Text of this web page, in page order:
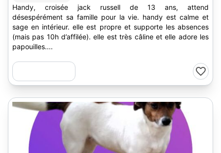
Handy, croisée jack russell de 13 ans, attend
désespérément sa famille pour la vie. handy est calme et
sage en intérieur. elle est propre et supporte les absences
(mais pas 10h d’affilée). elle est très câline et elle adore les
papouilles....